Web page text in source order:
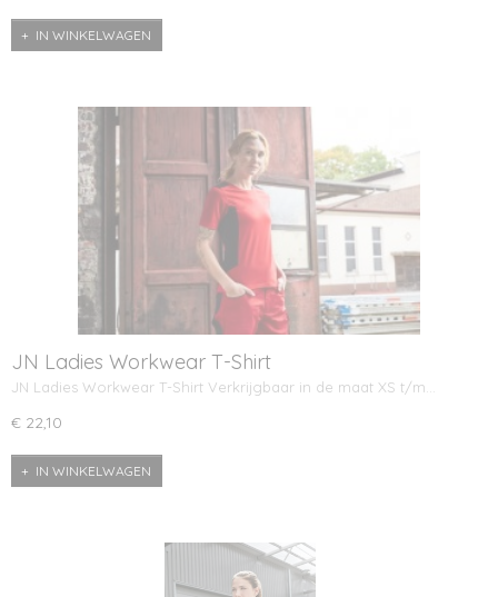
IN WINKELWAGEN
JN Ladies Workwear T-Shirt
JN Ladies Workwear T-Shirt Verkrijgbaar in de maat XS t/m…
€ 22,10
IN WINKELWAGEN